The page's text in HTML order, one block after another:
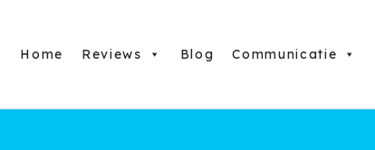
Home Blog Communicatie
Reviews